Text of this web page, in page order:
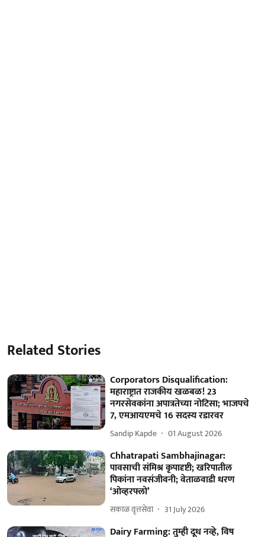
Related Stories
Corporators Disqualification:
महाराष्ट्रात राजकीय खळबळ! 23
नगरसेवकांना अपात्रतेच्या नोटिसा; भाजपचे
7, एमआयएमचे 16 सदस्य रडारवर
Sandip Kapde 01 August 2026
Chhatrapati Sambhajinagar:
पावसाची संमिश्र कृपादृष्टी; खरिपातील
पिकांना नवसंजीवनी; वेताळवाडी धरण
‘ओव्हरफ्लो’
सकाळ वृत्तसेवा 31 July 2026
Dairy Farming: तुम्ही दूध नव्हे, विष